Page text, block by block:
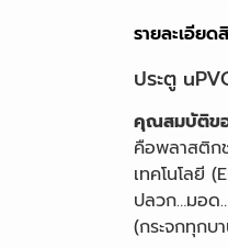
รายละเอียด
ประตู
คุณสมบัติข
คือพลาสติก
เทคโนโลยี
ปลวก…มอด
(กระจกทุกบ